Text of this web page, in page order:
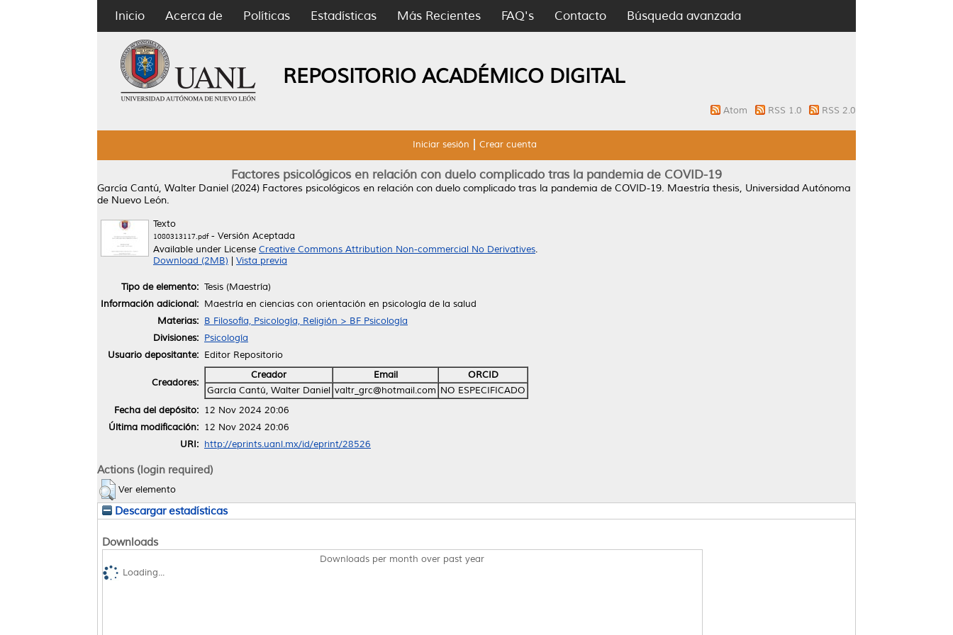
Inicio Acerca de Políticas Estadísticas Más Recientes FAQ's Contacto Búsqueda avanzada
REPOSITORIO ACADÉMICO DIGITAL
Atom RSS 1.0 RSS 2.0
Iniciar sesión Crear cuenta
Factores psicológicos en relación con duelo complicado tras la pandemia de COVID-19
García Cantú, Walter Daniel (2024) Factores psicológicos en relación con duelo complicado tras la pandemia de COVID-19. Maestría thesis, Universidad Autónoma
de Nuevo León.
Texto
1080313117.pdf- Versión Aceptada
Available under License Creative Commons Attribution Non-commercial No Derivatives.
Download (2MB)
Vista previa
Tipo de elemento: Tesis (Maestría)
Información adicional: Maestría en ciencias con orientación en psicología de la salud
Materias: B Filosofía, Psicología, Religión > BF Psicología
Divisiones: Psicología
Usuario depositante: Editor Repositorio
Creadores:
Creador Email
ORCID
García Cantú, Walter Daniel valtr_grc@hotmail.com NO ESPECIFICADO
Fecha del depósito: 12 Nov 2024 20:06
Última modificación: 12 Nov 2024 20:06
URI: http://eprints.uanl.mx/id/eprint/28526
Actions (login required)
Ver elemento
Descargar estadísticas
Downloads
Downloads per month over past year
Loading...